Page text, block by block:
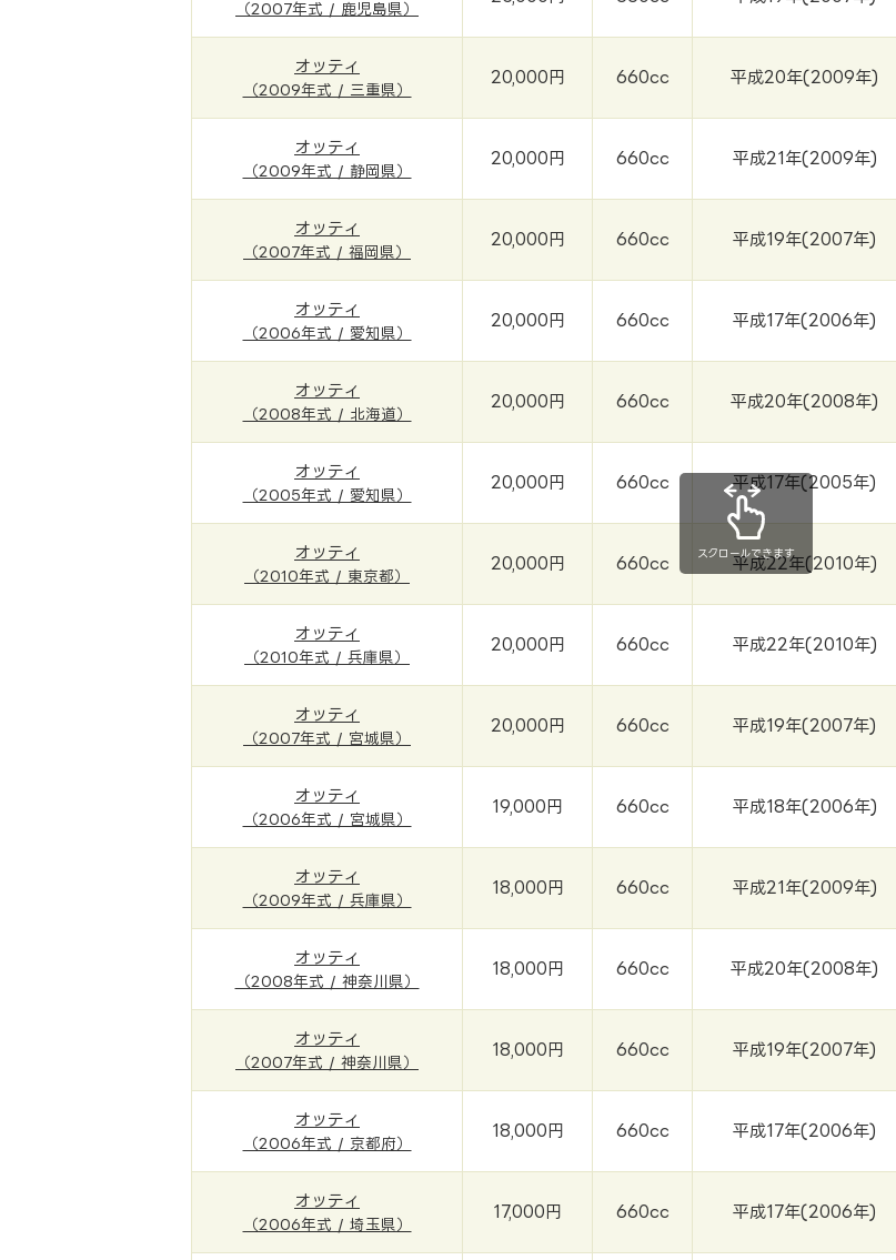
（2007年式 / 鹿児島県）
オッティ
（2009年式 / 三重県）
20,000円 660cc 平成20年(2009年)
オッティ
（2009年式 / 静岡県）
20,000円 660cc 平成21年(2009年)
オッティ
（2007年式 / 福岡県）
20,000円 660cc 平成19年(2007年)
オッティ
（2006年式 / 愛知県）
20,000円 660cc 平成17年(2006年)
オッティ
（2008年式 / 北海道）
20,000円 660cc 平成20年(2008年)
オッティ
（2005年式 / 愛知県）
20,000円 660cc 平成17年(2005年)
オッティ
（2010年式 / 東京都）
20,000円 660cc 平成22年(2010年)
オッティ
（2010年式 / 兵庫県）
20,000円 660cc 平成22年(2010年)
オッティ
（2007年式 / 宮城県）
20,000円 660cc 平成19年(2007年)
オッティ
（2006年式 / 宮城県）
19,000円 660cc 平成18年(2006年)
オッティ
（2009年式 / 兵庫県）
18,000円 660cc 平成21年(2009年)
オッティ
（2008年式 / 神奈川県）
18,000円 660cc 平成20年(2008年)
オッティ
（2007年式 / 神奈川県）
18,000円 660cc 平成19年(2007年)
オッティ
（2006年式 / 京都府）
18,000円 660cc 平成17年(2006年)
オッティ
（2006年式 / 埼玉県）
17,000円 660cc 平成17年(2006年)
スクロールできます